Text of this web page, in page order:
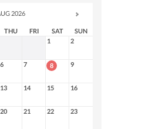
2026
THU FRI SAT
SUN
1
2
6 7 8 9
13 14 15 16
20 21 22 23